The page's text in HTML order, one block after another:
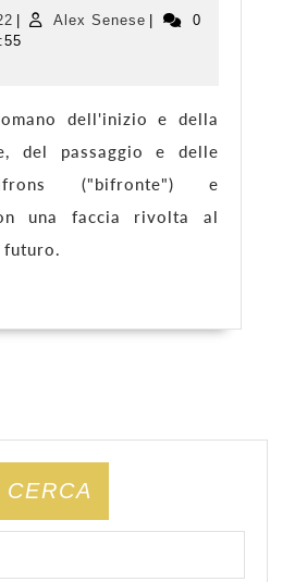
18
Gennaio
Alex Senese Alex
0
dell'inizio e della
del passaggio e delle
("bifronte") e
una faccia rivolta al
futuro.
CERCA